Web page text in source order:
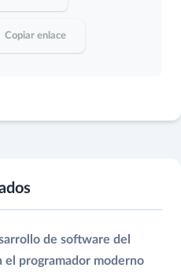
Copiar enlace
de software del
el programador moderno